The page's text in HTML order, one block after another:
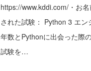
https://www.kddi.com/・お
された試験： Python 3 エ
年数とPythonに出会った際
試験を…